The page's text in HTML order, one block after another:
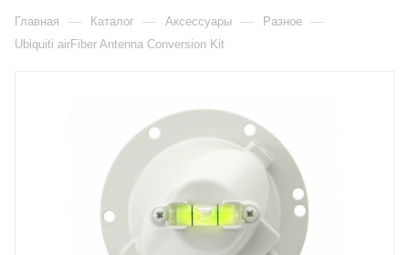
Главная — Каталог — Аксессуары — Разное —
Ubiquiti airFiber Antenna Conversion Kit